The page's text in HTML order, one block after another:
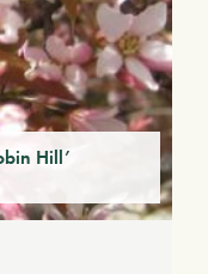
Hill’